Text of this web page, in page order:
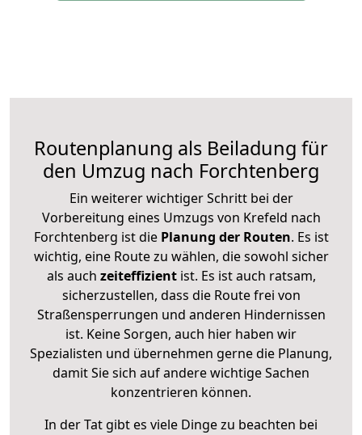
Routenplanung als Beiladung für
den Umzug nach Forchtenberg
Ein weiterer wichtiger Schritt bei der
Vorbereitung eines Umzugs von Krefeld nach
Forchtenberg ist diePlanung der Routen. Es ist
wichtig, eine Route zu wählen, die sowohl sicher
als auch zeiteffizientist. Es ist auch ratsam,
sicherzustellen, dass die Route frei von
Straßensperrungen und anderen Hindernissen
ist. Keine Sorgen, auch hier haben wir
Spezialisten und übernehmen gerne die Planung,
damit Sie sich auf andere wichtige Sachen
konzentrieren können.
In der Tat gibt es viele Dinge zu beachten bei